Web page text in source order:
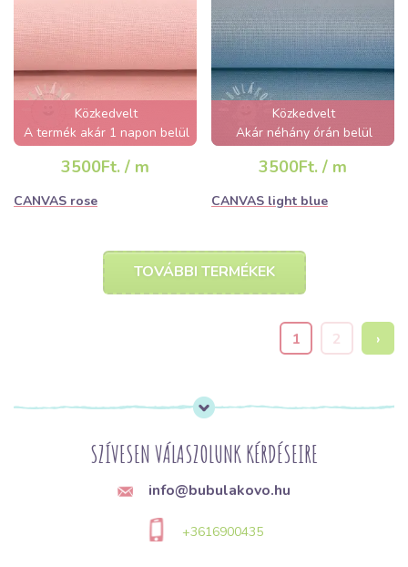
Közkedvelt
A termék akár 1 napon belül
elfogyhat!
3500Ft. / m
CANVAS rose
Közkedvelt
Akár néhány órán belül
elfogyhat!
3500Ft. / m
CANVAS light blue
TOVÁBBI TERMÉKEK
1 2 ›
SZÍVESEN VÁLASZOLUNK KÉRDÉSEIRE
info@bubulakovo.hu
+3616900435